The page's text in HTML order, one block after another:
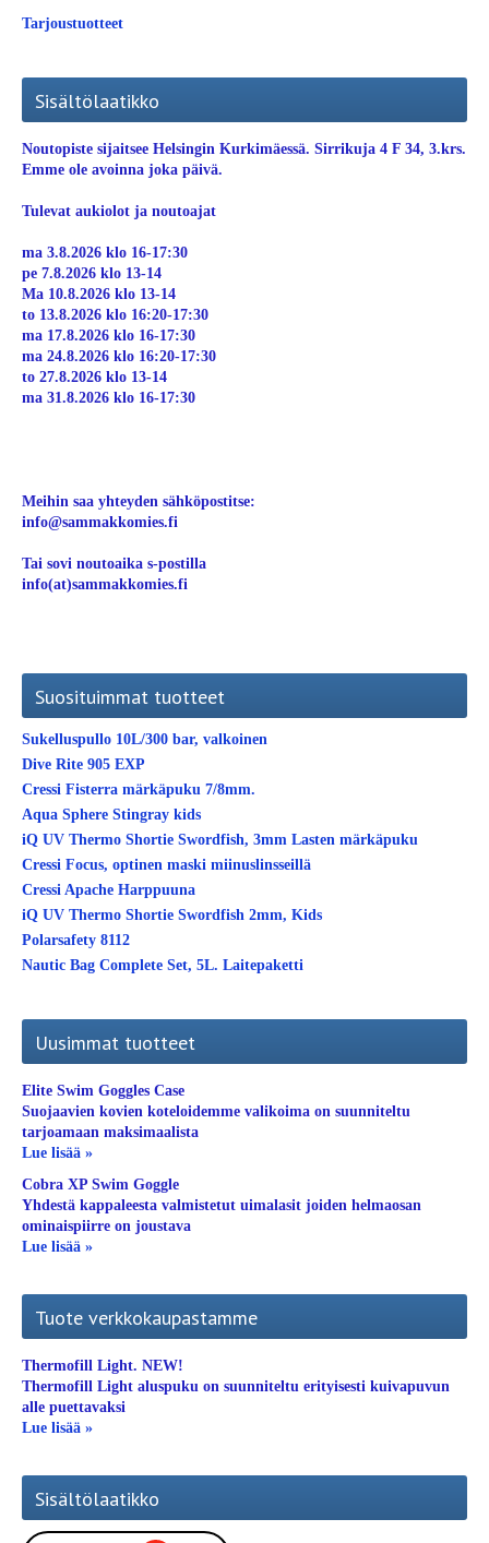
Tarjoustuotteet
Sisältölaatikko
Noutopiste sijaitsee Helsingin Kurkimäessä. Sirrikuja 4 F 34, 3.krs.
Emme ole avoinna joka päivä.
Tulevat aukiolot ja noutoajat
ma 3.8.2026 klo 16-17:30
pe 7.8.2026 klo 13-14
Ma 10.8.2026 klo 13-14
to 13.8.2026 klo 16:20-17:30
ma 17.8.2026 klo 16-17:30
ma 24.8.2026 klo 16:20-17:30
to 27.8.2026 klo 13-14
ma 31.8.2026 klo 16-17:30
Meihin saa yhteyden sähköpostitse:
info@sammakkomies.fi
Tai sovi noutoaika s-postilla
info(at)sammakkomies.fi
Suosituimmat tuotteet
Sukelluspullo 10L/300 bar, valkoinen
Dive Rite 905 EXP
Cressi Fisterra märkäpuku 7/8mm.
Aqua Sphere Stingray kids
iQ UV Thermo Shortie Swordfish, 3mm Lasten märkäpuku
Cressi Focus, optinen maski miinuslinsseillä
Cressi Apache Harppuuna
iQ UV Thermo Shortie Swordfish 2mm, Kids
Polarsafety 8112
Nautic Bag Complete Set, 5L. Laitepaketti
Uusimmat tuotteet
Elite Swim Goggles Case
Suojaavien kovien koteloidemme valikoima on suunniteltu
tarjoamaan maksimaalista
Lue lisää »
Cobra XP Swim Goggle
Yhdestä kappaleesta valmistetut uimalasit joiden helmaosan
ominaispiirre on joustava
Lue lisää »
Tuote verkkokaupastamme
Thermofill Light. NEW!
Thermofill Light aluspuku on suunniteltu erityisesti kuivapuvun
alle puettavaksi
Lue lisää »
Sisältölaatikko